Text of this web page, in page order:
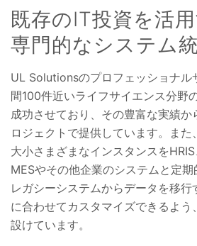
既存のIT投資を活
専門的なシステム
UL Solutionsのプロフェッショナル
間100件近いライフサイエンス分野
成功させており、その豊富な実績
ロジェクトで提供しています。ま
大小さまざまなインスタンスをHRIS
MESやその他企業のシステムと定期
レガシーシステムからデータを移
に合わせてカスタマイズできるよう
設けています。